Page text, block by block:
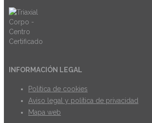
INFORMACIÓN LEGAL
Politica de cookies
Aviso legal y política de privacidad
Mapa web